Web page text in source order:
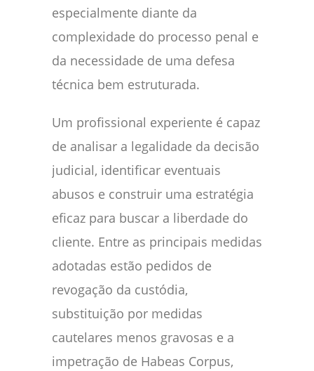
especialmente diante da
complexidade do processo penal e
da necessidade de uma defesa
técnica bem estruturada.
Um profissional experiente é capaz
de analisar a legalidade da decisão
judicial, identificar eventuais
abusos e construir uma estratégia
eficaz para buscar a liberdade do
cliente. Entre as principais medidas
adotadas estão pedidos de
revogação da custódia,
substituição por medidas
cautelares menos gravosas e a
impetração de Habeas Corpus,